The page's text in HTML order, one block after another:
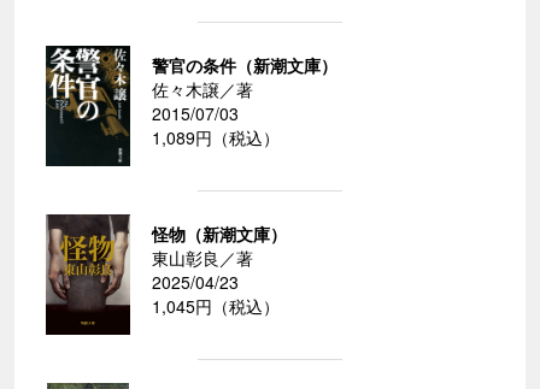
警官の条件（新潮文庫）
佐々木譲／著
2015/07/03
1,089円（税込）
怪物（新潮文庫）
東山彰良／著
2025/04/23
1,045円（税込）